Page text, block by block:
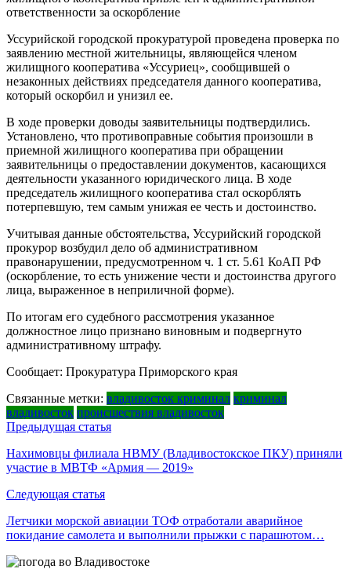
Уссурийской городской прокуратурой проведена проверка по
заявлению местной жительницы, являющейся членом
жилищного кооператива «Уссуриец», сообщившей о
незаконных действиях председателя данного кооператива,
который оскорбил и унизил ее.
В ходе проверки доводы заявительницы подтвердились.
Установлено, что противоправные события произошли в
приемной жилищного кооператива при обращении
заявительницы о предоставлении документов, касающихся
деятельности указанного юридического лица. В ходе
председатель жилищного кооператива стал оскорблять
потерпевшую, тем самым унижая ее честь и достоинство.
Учитывая данные обстоятельства, Уссурийский городской
прокурор возбудил дело об административном
правонарушении, предусмотренном ч. 1 ст. 5.61 КоАП РФ
(оскорбление, то есть унижение чести и достоинства другого
лица, выраженное в неприличной форме).
По итогам его судебного рассмотрения указанное
должностное лицо признано виновным и подвергнуто
административному штрафу.
Сообщает: Прокуратура Приморского края
Связанные метки: владивосток криминал криминал
владивосток происшествия владивосток
Навигация
по
записям
Предыдущая статья
Нахимовцы филиала НВМУ (Владивостокское ПКУ) приняли
участие в МВТФ «Армия — 2019»
Следующая статья
Летчики морской авиации ТОФ отработали аварийное
покидание самолета и выполнили прыжки с парашютом…